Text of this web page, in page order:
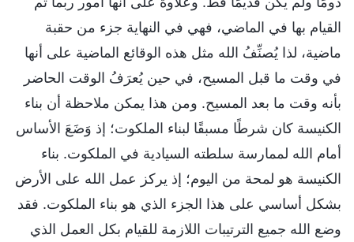
القيام بها في الماضي، فهي في النهاية جزء من حقبة
ماضية، لذا يُصنِّفُ الله مثل هذه الوقائع الماضية على أنها
في وقت ما قبل المسيح، في حين يُعرَفُ الوقت الحاضر
بأنه وقت ما بعد المسيح. ومن هذا يمكن ملاحظة أن بناء
الكنيسة كان شرطًا مسبقًا لبناء الملكوت؛ إذ وَضَعَ الأساس
أمام الله لممارسة سلطته السيادية في الملكوت. بناء
الكنيسة هو لمحة من اليوم؛ إذ يركز عمل الله على الأرض
بشكل أساسي على هذا الجزء الذي هو بناء الملكوت. فقد
وضع الله جميع الترتيبات اللازمة للقيام بكل العمل الذي